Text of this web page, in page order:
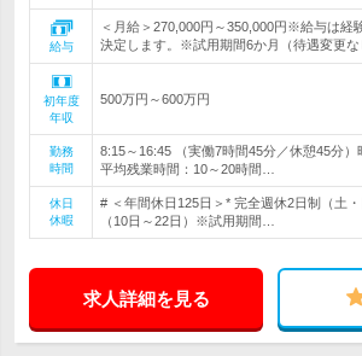
給与
＜月給＞270,000円～350,000円※給与は経
決定します。※試用期間6か月（待遇変更な
初年度
年収
500万円～600万円
勤務
時間
8:15～16:45 （実働7時間45分／休憩45分
平均残業時間：10～20時間…
休日
休暇
# ＜年間休日125日＞* 完全週休2日制（土
（10日～22日）※試用期間…
求人詳細を見る